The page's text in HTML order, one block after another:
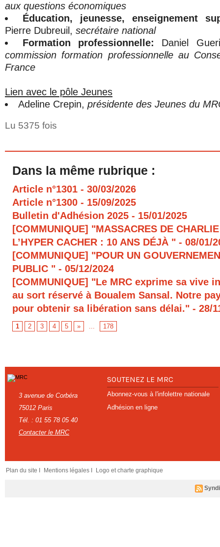
aux questions économiques
Éducation, jeunesse, enseignement
Pierre Dubreuil, secrétaire national
Formation professionnelle:
Daniel
commission formation professionnelle au
France
Lien avec le pôle Jeunes
Adeline Crepin,présidente des Jeunes du
Lu 5375 fois
Dans la même rubrique :
Article n°1301 - 30/03/2026
Article n°1300 - 15/09/2025
Bulletin d'Adhésion 2025 - 15/01/2025
[COMMUNIQUE] "MASSACRES DE
L’HYPER CACHER : 10 ANS DÉJÀ " - 08/01/
[COMMUNIQUE] "POUR UN
PUBLIC " - 05/12/2024
[COMMUNIQUE] "Le MRC exprime sa vive
au sort réservé à Boualem Sansal. Notre
pour obtenir sa libération sans délai." - 28/
1 2 3 4 5 » ... 178
3 avenue de Corbéra
75012 Paris
Tél. : 01 55 78 05 40
Contacter le MRC
SOUTENEZ LE MRC
Abonnez-vous à l'infolettre nationale
Adhésion en ligne
Plan du site I Mentions légales I Logo et charte graphique